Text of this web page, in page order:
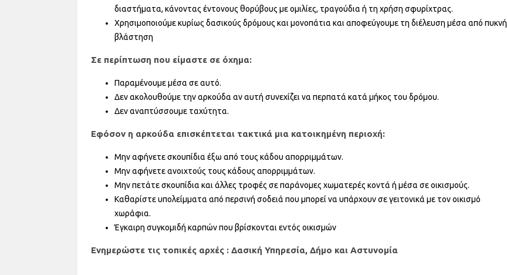
διαστήματα, κάνοντας έντονους θορύβους με ομιλίες, τραγούδια ή τη χρήση σφυρίχτρας.
Χρησιμοποιούμε κυρίως δασικούς δρόμους και μονοπάτια και αποφεύγουμε τη διέλευση μέσα από πυκνή
βλάστηση
Σε περίπτωση που είμαστε σε όχημα:
Παραμένουμε μέσα σε αυτό.
Δεν ακολουθούμε την αρκούδα αν αυτή συνεχίζει να περπατά κατά μήκος του δρόμου.
Δεν αναπτύσσουμε ταχύτητα.
Εφόσον η αρκούδα επισκέπτεται τακτικά μια κατοικημένη περιοχή:
Μην αφήνετε σκουπίδια έξω από τους κάδου απορριμμάτων.
Μην αφήνετε ανοιχτούς τους κάδους απορριμμάτων.
Μην πετάτε σκουπίδια και άλλες τροφές σε παράνομες χωματερές κοντά ή μέσα σε οικισμούς.
Καθαρίστε υπολείμματα από περσινή σοδειά που μπορεί να υπάρχουν σε γειτονικά με τον οικισμό
χωράφια.
Έγκαιρη συγκομιδή καρπών που βρίσκονται εντός οικισμών
Ενημερώστε τις τοπικές αρχές : Δασική Υπηρεσία, Δήμο και Αστυνομία